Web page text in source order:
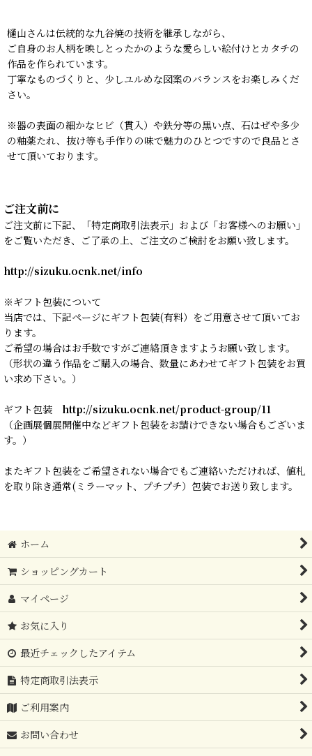
樋山さんは伝統的な九谷焼の技術を継承しながら、
ご自身のお人柄を映しとったかのような愛らしい絵付けとカタチの
作品を作られています。
丁寧なものづくりと、少しユルめな図案のバランスをお楽しみくだ
さい。
※器の表面の細かなヒビ（貫入）や鉄分等の黒い点、石はぜや多少
の釉薬たれ、抜け等も手作りの味で魅力のひとつですので良品とさ
せて頂いております。
ご注文前に
ご注文前に下記、「特定商取引法表示」および「お客様へのお願い」
をご覧いただき、ご了承の上、ご注文のご検討をお願い致します。
http://sizuku.ocnk.net/info
※ギフト包装について
当店では、下記ページにギフト包装(有料）をご用意させて頂いてお
ります。
ご希望の場合はお手数ですがご連絡頂きますようお願い致します。
（形状の違う作品をご購入の場合、数量にあわせてギフト包装をお買
い求め下さい。）
ギフト包装 http://sizuku.ocnk.net/product-group/11
（企画展個展開催中などギフト包装をお請けできない場合もございま
す。）
またギフト包装をご希望されない場合でもご連絡いただければ、値札
を取り除き通常(ミラーマット、プチプチ）包装でお送り致します。
ホーム
ショッピングカート
マイページ
お気に入り
最近チェックしたアイテム
特定商取引法表示
ご利用案内
お問い合わせ